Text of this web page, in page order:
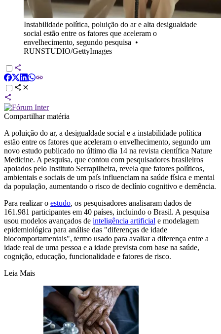
Instabilidade política, poluição do ar e alta desigualdade
social estão entre os fatores que aceleram o
envelhecimento, segundo pesquisa •
RUNSTUDIO/GettyImages
Compartilhar matéria
A poluição do ar, a desigualdade social e a instabilidade política
estão entre os fatores que aceleram o envelhecimento, segundo um
novo estudo publicado no último dia 14 na revista científica Nature
Medicine. A pesquisa, que contou com pesquisadores brasileiros
apoiados pelo Instituto Serrapilheira, revela que fatores políticos,
ambientais e sociais de um país influenciam na saúde física e mental
da população, aumentando o risco de declínio cognitivo e demência.
Para realizar o estudo, os pesquisadores analisaram dados de
161.981 participantes em 40 países, incluindo o Brasil. A pesquisa
usou modelos avançados de inteligência artificial e modelagem
epidemiológica para análise das "diferenças de idade
biocomportamentais", termo usado para avaliar a diferença entre a
idade real de uma pessoa e a idade prevista com base na saúde,
cognição, educação, funcionalidade e fatores de risco.
Leia Mais